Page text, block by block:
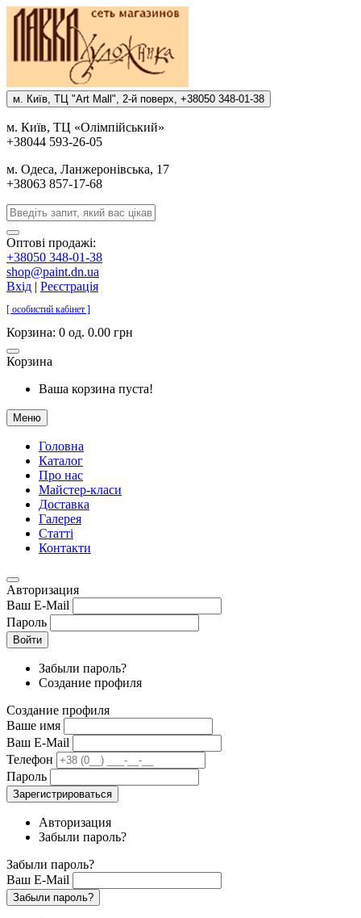
м. Киïв, ТЦ "Art Mall", 2-й поверх, +38050 348-01-38
м. Киïв, ТЦ «Олiмпiйський»
+38044 593-26-05
м. Одеса, Ланжеронiвська, 17
+38063 857-17-68
Оптові продажі:
+38050 348-01-38
shop@paint.dn.ua
Вхід | Реєстрація
[ особистий кабінет ]
Корзина: 0 од. 0.00 грн
Корзина
Ваша корзина пуста!
Меню
Головна
Каталог
Про нас
Майстер-класи
Доставка
Галерея
Статтi
Контакти
Авторизация
Ваш E-Mail
Пароль
Войти
Забыли пароль?
Создание профиля
Создание профиля
Ваше имя
Ваш E-Mail
Телефон
Пароль
Зарегистрироваться
Авторизация
Забыли пароль?
Забыли пароль?
Ваш E-Mail
Забыли пароль?